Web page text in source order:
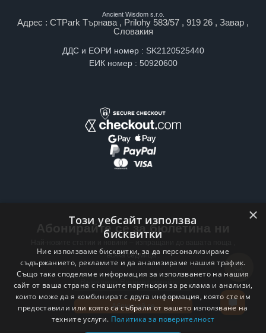
Ancient Wisdom s.r.o.
Адрес : CTPark Търнава , Prilohy 583/57 , 919 26 , Завар ,
Словакия
ДДС и ЕОРИ номер : SK2120525440
ЕИК номер : 50920600
Абонирайте се за бюлетина ни
всяка седмица .
Email address
Абонирай се
×
Този уебсайт използва
бисквитки
Ние използваме бисквитки, за да персонализираме
съдържанието, рекламите и да анализираме нашия трафик.
Също така споделяме информация за използването на нашия
сайт от ваша страна с нашите партньори за реклама и анализи,
които може да я комбинират с друга информация, която сте им
предоставили или която са събрали от вашето използване на
техните услуги. Политика за поверителност